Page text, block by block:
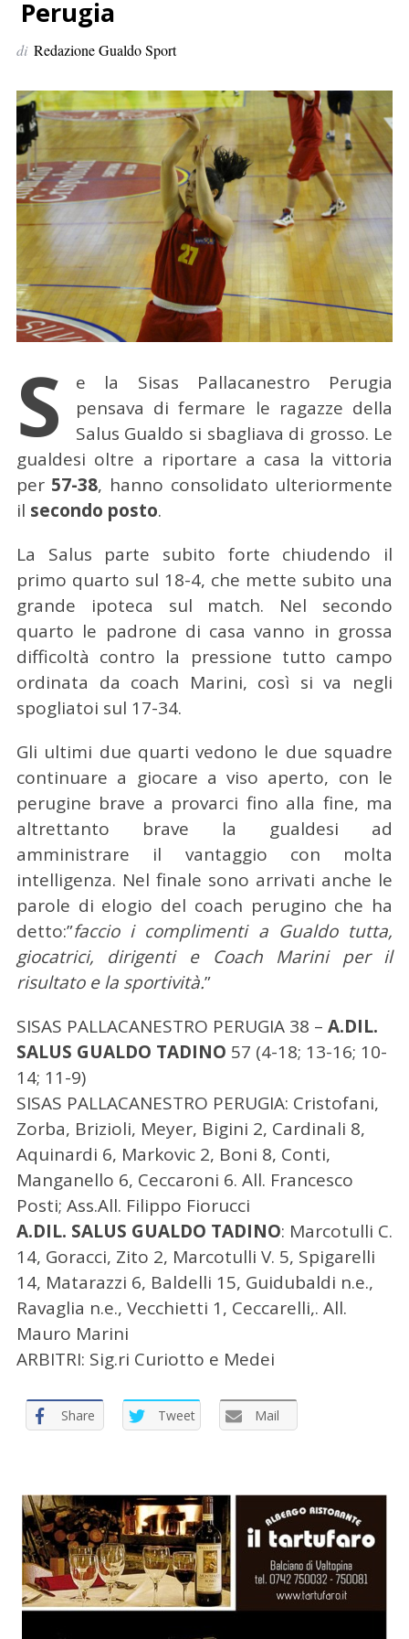
e
r
Perugia
di Redazione Gualdo Sport
S
e la Sisas Pallacanestro Perugia
pensava di fermare le ragazze della
Salus Gualdo si sbagliava di grosso. Le
gualdesi oltre a riportare a casa la vittoria
per 57-38, hanno consolidato ulteriormente
il secondo posto.
La Salus parte subito forte chiudendo il
primo quarto sul 18-4, che mette subito una
grande ipoteca sul match. Nel secondo
quarto le padrone di casa vanno in grossa
difficoltà contro la pressione tutto campo
ordinata da coach Marini, così si va negli
spogliatoi sul 17-34.
Gli ultimi due quarti vedono le due squadre
continuare a giocare a viso aperto, con le
perugine brave a provarci fino alla fine, ma
altrettanto brave la gualdesi ad
amministrare il vantaggio con molta
intelligenza. Nel finale sono arrivati anche le
parole di elogio del coach perugino che ha
detto:”faccio i complimenti a Gualdo tutta,
giocatrici, dirigenti e Coach Marini per il
risultato e la sportività.”
SISAS PALLACANESTRO PERUGIA 38 – A.DIL.
SALUS GUALDO TADINO 57 (4-18; 13-16; 10-
14; 11-9)
SISAS PALLACANESTRO PERUGIA: Cristofani,
Zorba, Brizioli, Meyer, Bigini 2, Cardinali 8,
Aquinardi 6, Markovic 2, Boni 8, Conti,
Manganello 6, Ceccaroni 6. All. Francesco
Posti; Ass.All. Filippo Fiorucci
A.DIL. SALUS GUALDO TADINO: Marcotulli C.
14, Goracci, Zito 2, Marcotulli V. 5, Spigarelli
14, Matarazzi 6, Baldelli 15, Guidubaldi n.e.,
Ravaglia n.e., Vecchietti 1, Ceccarelli,. All.
Mauro Marini
ARBITRI: Sig.ri Curiotto e Medei
Share Tweet Mail
C
e
c
a
r
: